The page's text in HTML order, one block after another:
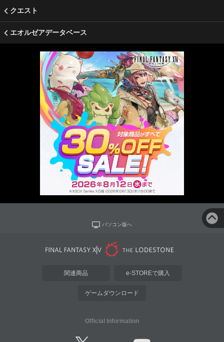
クエスト
エオルゼアデータベース
パソコン版へ
関連商品 e-STOREで購入
ゲームダウンロード
Official Information